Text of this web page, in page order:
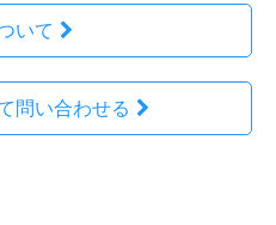
いて
問い合わせる